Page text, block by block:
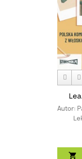
Autor:
